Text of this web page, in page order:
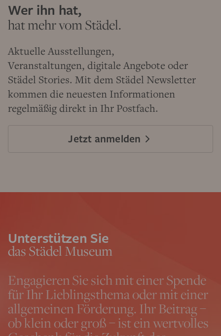
Wer ihn hat,
hat mehr vom Städel.
Aktuelle Ausstellungen,
Veranstaltungen, digitale Angebote oder
Städel Stories. Mit dem Städel Newsletter
kommen die neuesten Informationen
regelmäßig direkt in Ihr Postfach.
Jetzt anmelden
Unterstützen Sie
das Städel Museum
Engagieren Sie sich mit einer Spende
für Ihr Lieblingsthema oder mit einer
allgemeinen Förderung. Ihr Beitrag –
ob klein oder groß – ist ein wertvolles